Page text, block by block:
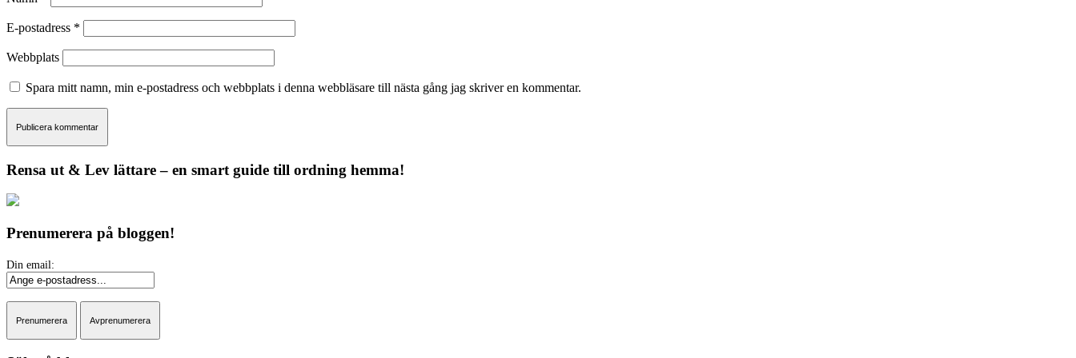
E-postadress *
Webbplats
Spara mitt namn, min e-postadress och webbplats i denna webbläsare till nästa gång jag skriver en kommentar.
Rensa ut & Lev lättare – en smart guide till ordning hemma!
Prenumerera på bloggen!